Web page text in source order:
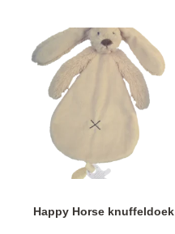
Happy Horse knuffeldoek